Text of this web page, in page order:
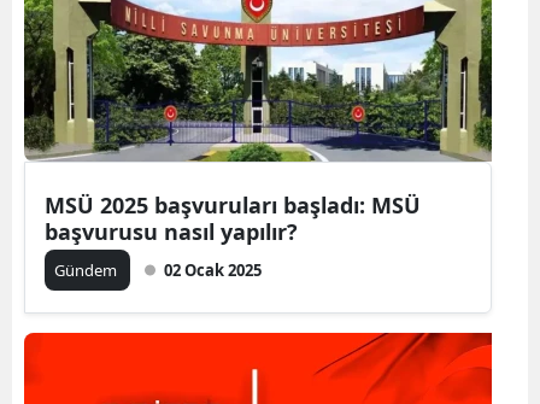
MSÜ 2025 başvuruları başladı: MSÜ
başvurusu nasıl yapılır?
Gündem 02 Ocak 2025